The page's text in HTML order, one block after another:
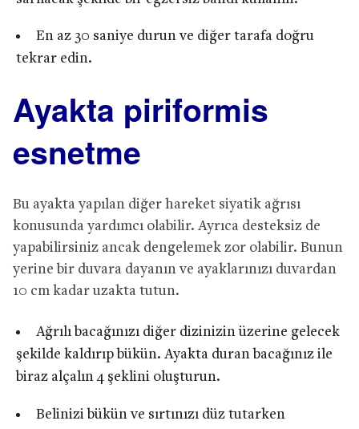
En az 30 saniye durun ve diğer tarafa doğru
tekrar edin.
Ayakta piriformis
esnetme
Bu ayakta yapılan diğer hareket siyatik ağrısı
konusunda yardımcı olabilir. Ayrıca desteksiz de
yapabilirsiniz ancak dengelemek zor olabilir. Bunun
yerine bir duvara dayanın ve ayaklarınızı duvardan
10 cm kadar uzakta tutun.
Ağrılı bacağınızı diğer dizinizin üzerine gelecek
şekilde kaldırıp bükün. Ayakta duran bacağınız ile
biraz alçalın 4 şeklini oluşturun.
Belinizi bükün ve sırtınızı düz tutarken